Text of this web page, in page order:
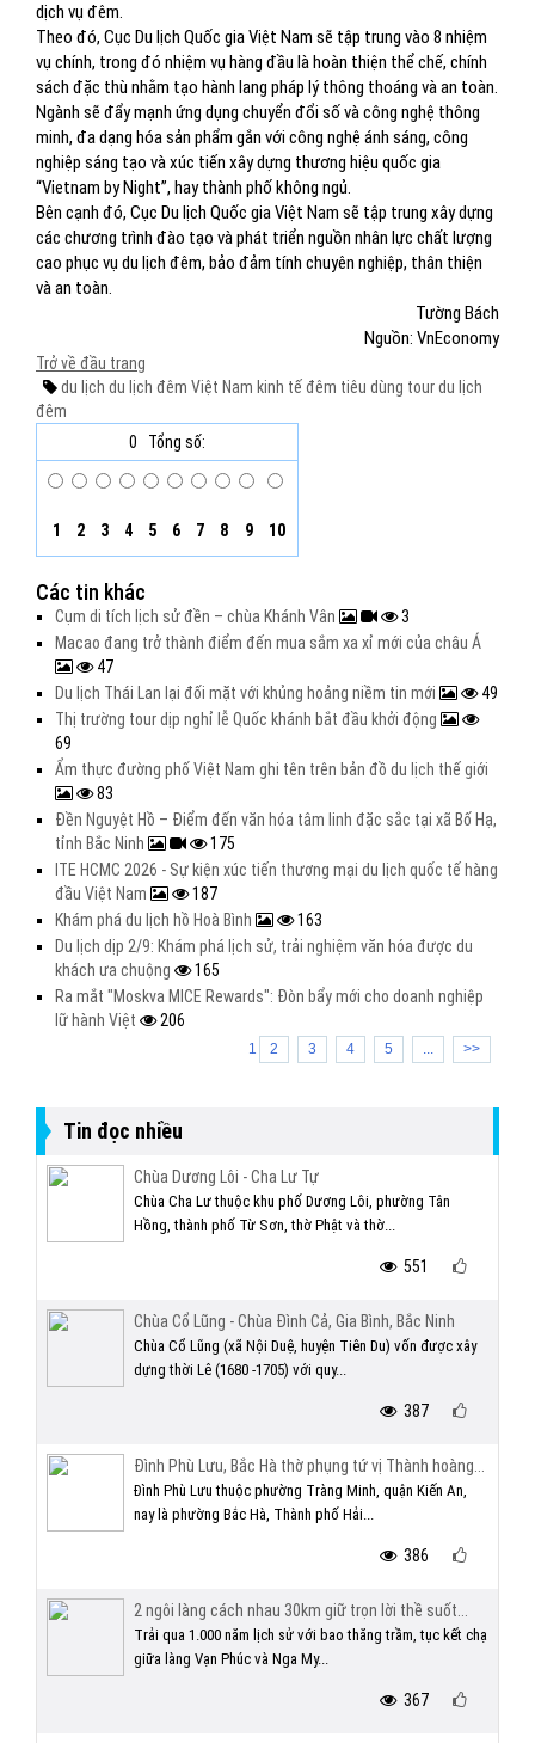
dịch vụ đêm.
Theo đó, Cục Du lịch Quốc gia Việt Nam sẽ tập trung vào 8 nhiệm
vụ chính, trong đó nhiệm vụ hàng đầu là hoàn thiện thể chế, chính
sách đặc thù nhằm tạo hành lang pháp lý thông thoáng và an toàn.
Ngành sẽ đẩy mạnh ứng dụng chuyển đổi số và công nghệ thông
minh, đa dạng hóa sản phẩm gắn với công nghệ ánh sáng, công
nghiệp sáng tạo và xúc tiến xây dựng thương hiệu quốc gia
“Vietnam by Night”, hay thành phố không ngủ.
Bên cạnh đó, Cục Du lịch Quốc gia Việt Nam sẽ tập trung xây dựng
các chương trình đào tạo và phát triển nguồn nhân lực chất lượng
cao phục vụ du lịch đêm, bảo đảm tính chuyên nghiệp, thân thiện
và an toàn.
Tường Bách
Nguồn: VnEconomy
Trở về đầu trang
du lịch du lịch đêm Việt Nam kinh tế đêm tiêu dùng tour du lịch
đêm
0
Tổng số:
1 2 3 4 5 6 7 8 9 10
Các tin khác
Cụm di tích lịch sử đền – chùa Khánh Vân
3
Macao đang trở thành điểm đến mua sắm xa xỉ mới của châu Á
47
Du lịch Thái Lan lại đối mặt với khủng hoảng niềm tin mới
49
Thị trường tour dịp nghỉ lễ Quốc khánh bắt đầu khởi động
69
Ẩm thực đường phố Việt Nam ghi tên trên bản đồ du lịch thế giới
83
Đền Nguyệt Hồ – Điểm đến văn hóa tâm linh đặc sắc tại xã Bố Hạ,
tỉnh Bắc Ninh
175
ITE HCMC 2026 - Sự kiện xúc tiến thương mại du lịch quốc tế hàng
đầu Việt Nam
187
Khám phá du lịch hồ Hoà Bình
163
Du lịch dịp 2/9: Khám phá lịch sử, trải nghiệm văn hóa được du
khách ưa chuộng
165
Ra mắt "Moskva MICE Rewards": Đòn bẩy mới cho doanh nghiệp
lữ hành Việt
206
1 2 3 4 5 ... >>
Tin đọc nhiều
Chùa Dương Lôi - Cha Lư Tự
Chùa Cha Lư thuộc khu phố Dương Lôi, phường Tân
Hồng, thành phố Từ Sơn, thờ Phật và thờ...
551
Chùa Cổ Lũng - Chùa Đình Cả, Gia Bình, Bắc Ninh
Chùa Cổ Lũng (xã Nội Duệ, huyện Tiên Du) vốn được xây
dựng thời Lê (1680 -1705) với quy...
387
Đình Phù Lưu, Bắc Hà thờ phụng tứ vị Thành hoàng...
Đình Phù Lưu thuộc phường Tràng Minh, quận Kiến An,
nay là phường Bắc Hà, Thành phố Hải...
386
2 ngôi làng cách nhau 30km giữ trọn lời thề suốt...
Trải qua 1.000 năm lịch sử với bao thăng trầm, tục kết chạ
giữa làng Vạn Phúc và Nga My...
367